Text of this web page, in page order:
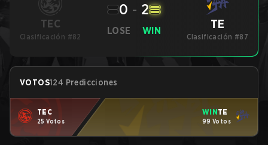
TEC
Clasificación #82
LOSE
0 - 2
WIN TE
Clasificación #87
VOTOS124 Predicciones
TEC
25 Votos
WINTE
99 Votos